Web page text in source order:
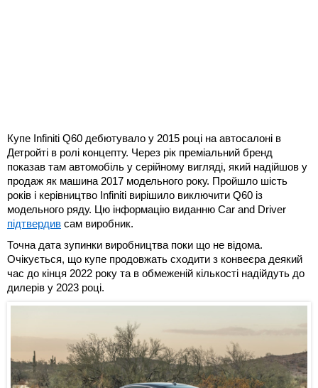
Купе Infiniti Q60 дебютувало у 2015 році на автосалоні в
Детройті в ролі концепту. Через рік преміальний бренд
показав там автомобіль у серійному вигляді, який надійшов у
продаж як машина 2017 модельного року. Пройшло шість
років і керівництво Infiniti вирішило виключити Q60 із
модельного ряду. Цю інформацію виданню Car and Driver
підтвердив сам виробник.
Точна дата зупинки виробництва поки що не відома.
Очікується, що купе продовжать сходити з конвеєра деякий
час до кінця 2022 року та в обмеженій кількості надійдуть до
дилерів у 2023 році.